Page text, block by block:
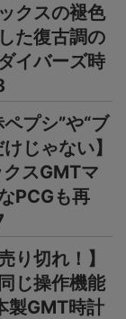
クスの褪色
た復古調の
イバーズ時
ペプシ”や“ブ
じゃない】
スGMTマ
PCGも再
り切れ！】
じ操作機能
製GMT時計